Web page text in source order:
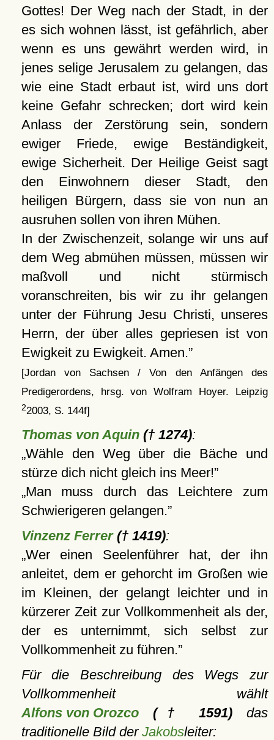
Gottes! Der Weg nach der Stadt, in der
es sich wohnen lässt, ist gefährlich, aber
wenn es uns gewährt werden wird, in
jenes selige Jerusalem zu gelangen, das
wie eine Stadt erbaut ist, wird uns dort
keine Gefahr schrecken; dort wird kein
Anlass der Zerstörung sein, sondern
ewiger Friede, ewige Beständigkeit,
ewige Sicherheit. Der Heilige Geist sagt
den Einwohnern dieser Stadt, den
heiligen Bürgern, dass sie von nun an
ausruhen sollen von ihren Mühen.
In der Zwischenzeit, solange wir uns auf
dem Weg abmühen müssen, müssen wir
maßvoll und nicht stürmisch
voranschreiten, bis wir zu ihr gelangen
unter der Führung Jesu Christi, unseres
Herrn, der über alles gepriesen ist von
Ewigkeit zu Ewigkeit. Amen.
[Jordan von Sachsen / Von den Anfängen des
Predigerordens, hrsg. von Wolfram Hoyer. Leipzig
22003, S. 144f]
Thomas von Aquin(† 1274):
Wähle den Weg über die Bäche und
stürze dich nicht gleich ins Meer!
Man muss durch das Leichtere zum
Schwierigeren gelangen.
Vinzenz Ferrer(† 1419):
Wer einen Seelenführer hat, der ihn
anleitet, dem er gehorcht im Großen wie
im Kleinen, der gelangt leichter und in
kürzerer Zeit zur Vollkommenheit als der,
der es unternimmt, sich selbst zur
Vollkommenheit zu führen.
Für die Beschreibung des Wegs zur
Vollkommenheit wählt
Alfons von Orozco(† 1591) das
traditionelle Bild der Jakobsleiter: